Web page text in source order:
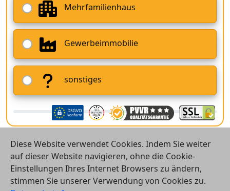
Mehrfamilienhaus
Gewerbeimmobilie
sonstiges
© 2026 Vergleichsrechner24 GmbH
Diese Website verwendet Cookies. Indem Sie weiter
auf dieser Website navigieren, ohne die Cookie-
Einstellungen Ihres Internet Browsers zu ändern,
stimmen Sie unserer Verwendung von Cookies zu.